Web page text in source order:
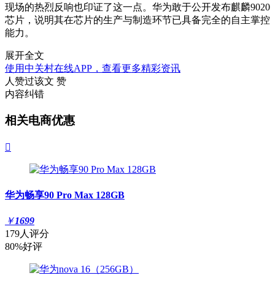
现场的热烈反响也印证了这一点。华为敢于公开发布麒麟9020
芯片，说明其在芯片的生产与制造环节已具备完全的自主掌控
能力。
展开全文
使用中关村在线APP，查看更多精彩资讯
人赞过该文 赞
内容纠错
相关电商优惠

华为畅享90 Pro Max 128GB
￥1699
179人评分
80%好评